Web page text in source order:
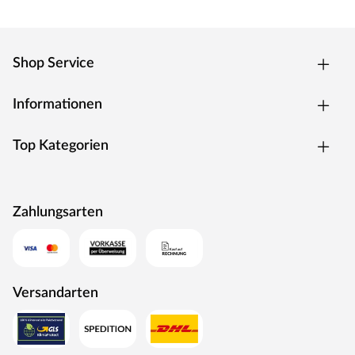
komplett mit Kunststoff ummantelt. Dadurch wird die
die äußere Schicht länger schön bleibt.
Optik
nicht entscheiden, welches Profil zu deiner Terrasse
besser passt. Jede Dielenseite bietet dir eine andere
Optik: fein geriffelt / grob geriffelt. Die fein geriffelte
wirkt rutschhemmend und macht die Terrassendielen
besonders gut begehbar.
Standardbefestigung
Shop Service
Informationen
Top Kategorien
Zahlungsarten
Versandarten